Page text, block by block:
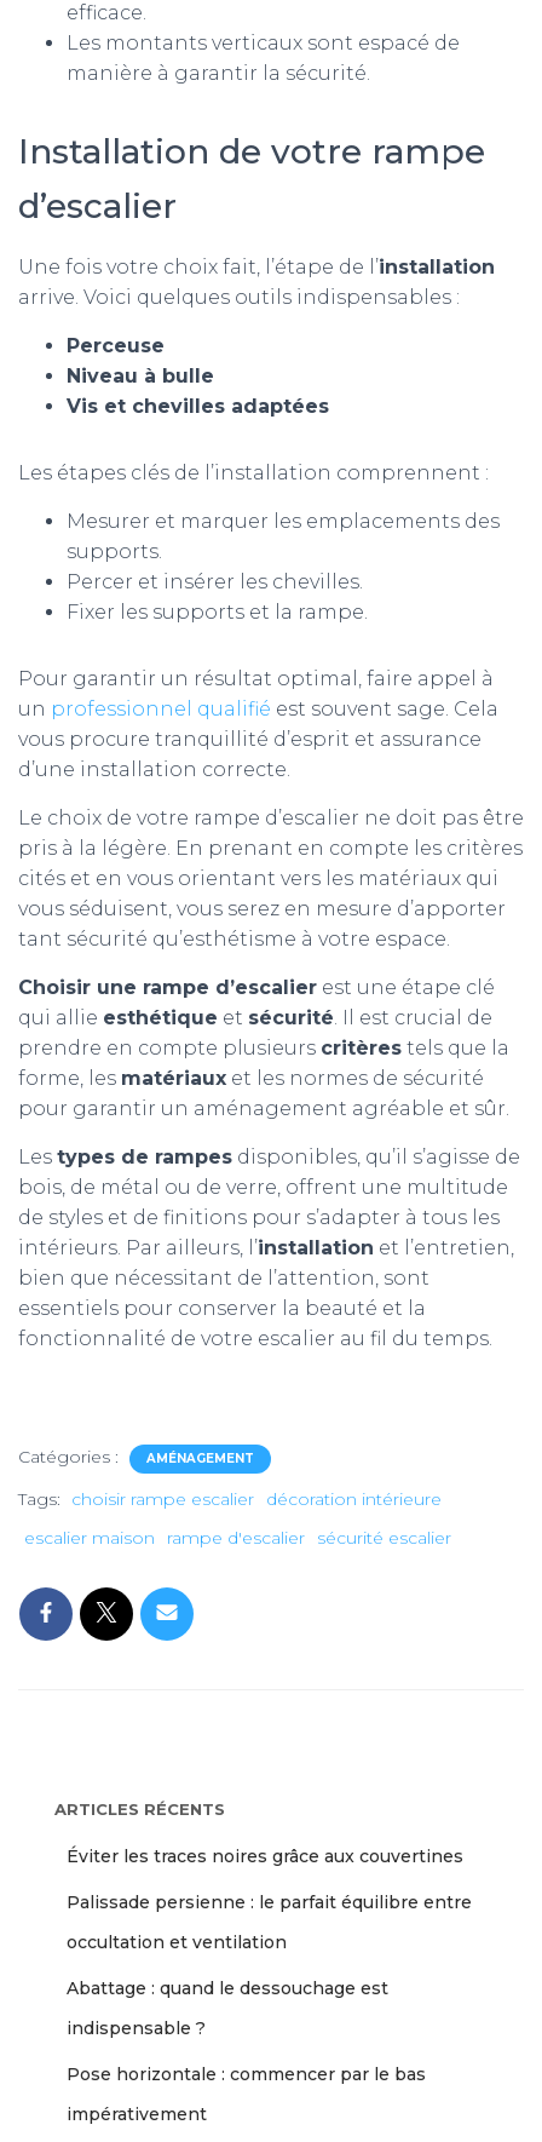
efficace.
Les montants verticaux sont espacé de
manière à garantir la sécurité.
Installation de votre rampe
d’escalier
Une fois votre choix fait, l’étape de l’installation
arrive. Voici quelques outils indispensables :
Perceuse
Niveau à bulle
Vis et chevilles adaptées
Les étapes clés de l’installation comprennent :
Mesurer et marquer les emplacements des
supports.
Percer et insérer les chevilles.
Fixer les supports et la rampe.
Pour garantir un résultat optimal, faire appel à
un professionnel qualifié est souvent sage. Cela
vous procure tranquillité d’esprit et assurance
d’une installation correcte.
Le choix de votre rampe d’escalier ne doit pas être
pris à la légère. En prenant en compte les critères
cités et en vous orientant vers les matériaux qui
vous séduisent, vous serez en mesure d’apporter
tant sécurité qu’esthétisme à votre espace.
Choisir une rampe d’escalier est une étape clé
qui allie esthétique et sécurité. Il est crucial de
prendre en compte plusieurs critères tels que la
forme, les matériaux et les normes de sécurité
pour garantir un aménagement agréable et sûr.
Les types de rampes disponibles, qu’il s’agisse de
bois, de métal ou de verre, offrent une multitude
de styles et de finitions pour s’adapter à tous les
intérieurs. Par ailleurs, l’installation et l’entretien,
bien que nécessitant de l’attention, sont
essentiels pour conserver la beauté et la
fonctionnalité de votre escalier au fil du temps.
Catégories : AMÉNAGEMENT
Tags: choisir rampe escalier
décoration intérieure
escalier maison
rampe d'escalier sécurité escalier
ARTICLES RÉCENTS
Éviter les traces noires grâce aux couvertines
Palissade persienne : le parfait équilibre entre
occultation et ventilation
Abattage : quand le dessouchage est
indispensable ?
Pose horizontale : commencer par le bas
impérativement